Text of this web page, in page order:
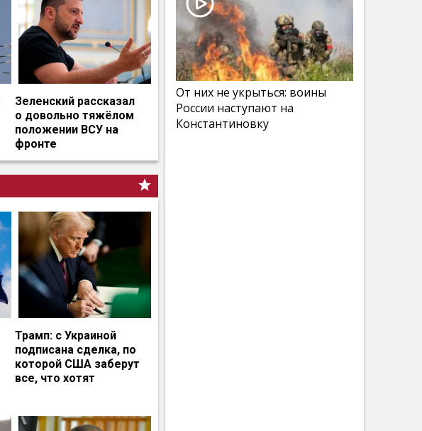
Зеленский рассказал
о довольно тяжёлом
положении ВСУ на
фронте
Трамп: с Украиной
подписана сделка, по
которой США заберут
все, что хотят
От них не укрыться: воины
России наступают на
Константиновку